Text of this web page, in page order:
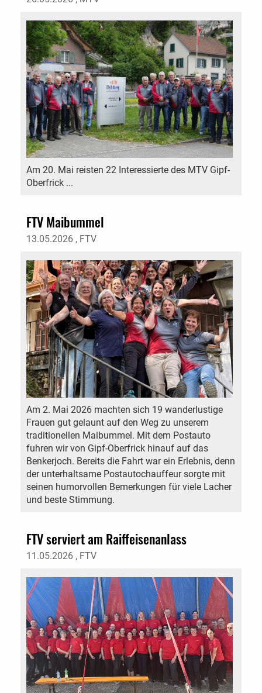
Am 20. Mai reisten 22 Interessierte des MTV Gipf-
Oberfrick ...
FTV Maibummel
13.05.2026 , FTV
Am 2. Mai 2026 machten sich 19 wanderlustige
Frauen gut gelaunt auf den Weg zu unserem
traditionellen Maibummel. Mit dem Postauto
fuhren wir von Gipf-Oberfrick hinauf auf das
Benkerjoch. Bereits die Fahrt war ein Erlebnis, denn
der unterhaltsame Postautochauffeur sorgte mit
seinen humorvollen Bemerkungen für viele Lacher
und beste Stimmung.
FTV serviert am Raiffeisenanlass
11.05.2026 , FTV